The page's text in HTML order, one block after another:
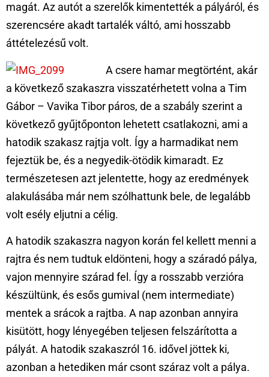
magát. Az autót a szerelők kimentették a pályáról, és
szerencsére akadt tartalék váltó, ami hosszabb
áttételezésű volt.
A csere hamar megtörtént, akár
a következő szakaszra visszatérhetett volna a Tim
Gábor – Vavika Tibor páros, de a szabály szerint a
következő gyűjtőponton lehetett csatlakozni, ami a
hatodik szakasz rajtja volt. Így a harmadikat nem
fejeztük be, és a negyedik-ötödik kimaradt. Ez
természetesen azt jelentette, hogy az eredmények
alakulásába már nem szólhattunk bele, de legalább
volt esély eljutni a célig.
A hatodik szakaszra nagyon korán fel kellett menni a
rajtra és nem tudtuk eldönteni, hogy a száradó pálya,
vajon mennyire szárad fel. Így a rosszabb verzióra
készültünk, és esős gumival (nem intermediate)
mentek a srácok a rajtba. A nap azonban annyira
kisütött, hogy lényegében teljesen felszárította a
pályát. A hatodik szakaszról 16. idővel jöttek ki,
azonban a hetediken már csont száraz volt a pálya.